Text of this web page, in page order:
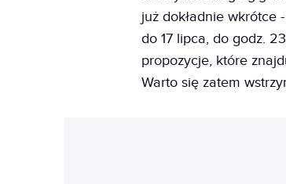
już dokładnie wkrótce
do 17 lipca, do godz.
propozycje, które
Warto się zatem